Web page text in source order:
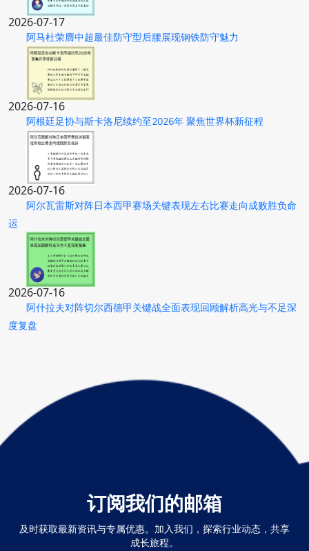
2026-07-17
阿马杜荣膺中超最佳防守型后腰展现钢铁防守魅力
2026-07-16
阿根廷足协与斯卡洛尼续约至2026年 聚焦世界杯新征程
2026-07-16
阿尔瓦雷斯对阵日本西甲赛场关键表现左右比赛走向成败胜负命
运
2026-07-16
阿什拉夫对阵切尔西德甲关键战全面表现回顾解析高光与不足深
度复盘
订阅我们的邮箱
及时获取最新资讯与专属优惠。加入我们，探索行业动态，共享
成长旅程。